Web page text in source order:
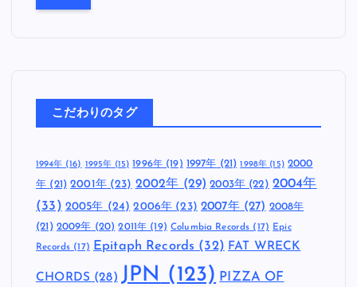
こだわりのタグ
1994年(16) 1995年 (15) 1996年(19) 1997年 (21) 1998年 (15) 2000
年 (21) 2001年(23) 2002年 (29) 2003年 (22) 2004年
(33) 2005年 (24) 2006年 (23) 2007年(27) 2008年
(21) 2009年 (20) 2011年 (19) Columbia Records (17) Epic
Records (17) Epitaph Records (32) FAT WRECK
CHORDS (28) JPN (123) PIZZA OF